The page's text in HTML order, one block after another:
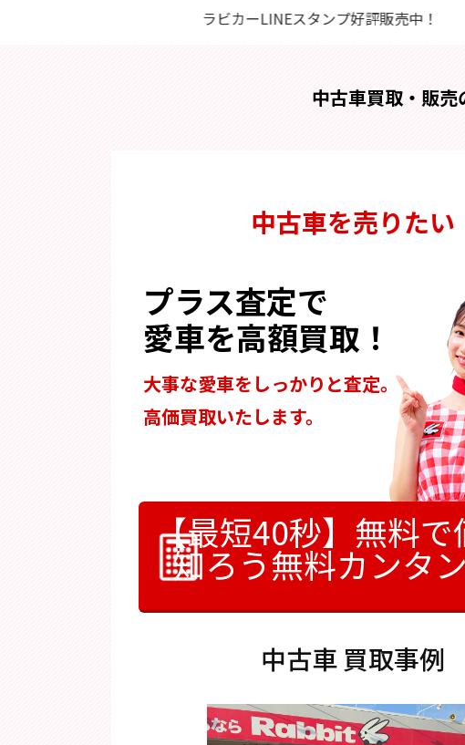
ラビカーLINEスタンプ好評販売中！
中古車買取・販売
中古車を売りたい
プラス査定で
愛車を高額買取！
大事な愛車をしっかりと査定。
高価買取いたします。
【最短40秒】無料で
知ろう無料カンタ
中古車 買取事例